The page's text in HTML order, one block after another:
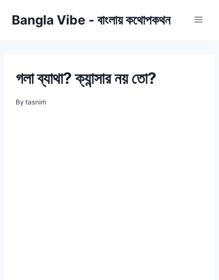
Bangla Vibe - বাংলায় কথোপকথন
গলা ব্যাথা? ক্যান্সার নয় তো?
By tasnim